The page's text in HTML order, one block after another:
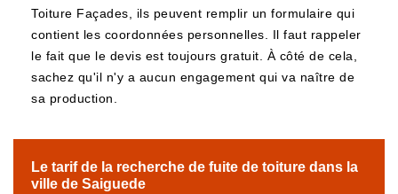
Toiture Façades, ils peuvent remplir un formulaire qui
contient les coordonnées personnelles. Il faut rappeler
le fait que le devis est toujours gratuit. À côté de cela,
sachez qu'il n'y a aucun engagement qui va naître de
sa production.
Le tarif de la recherche de fuite de toiture dans la
ville de Saiguede